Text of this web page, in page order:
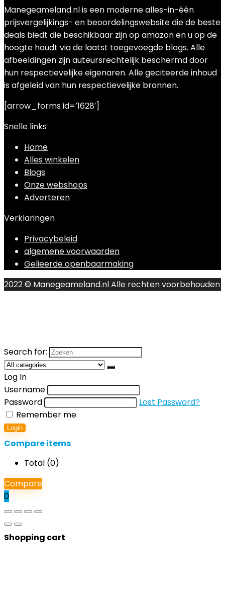
Manegeameland.nl is een moderne alles-in-één
prijsvergelijkings- en beoordelingswebsite die de beste
deals biedt die beschikbaar zijn op amazon en u op de
hoogte houdt via de laatst toegevoegde blogs. Alle
afbeeldingen zijn auteursrechtelijk beschermd door
hun respectievelijke eigenaren. Alle geciteerde inhoud
is afgeleid van hun respectievelijke bronnen.
[arrow_forms id=’1628′]
Snelle links
Home
Alles winkelen
Blogs
Onze webshops
Adverteren
Verklaringen
Privacybeleid
algemene voorwaarden
Gelieerde openbaarmaking
2022 © Manegeameland.nl Alle rechten voorbehouden
Search for:
Log In
Username
Password
Lost Password?
Remember me
Login
Compare items
Total (0)
Compare
0
Shopping cart